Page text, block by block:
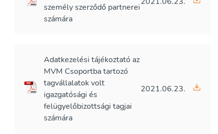
személy szerződő partnerei
számára
Adatkezelési tájékoztató az
MVM Csoportba tartozó
tagvállalatok volt
igazgatósági és
felügyelőbizottsági tagjai
számára
2021.06.23.